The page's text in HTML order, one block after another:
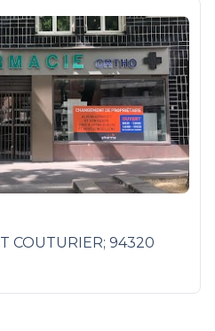
COUTURIER; 94320